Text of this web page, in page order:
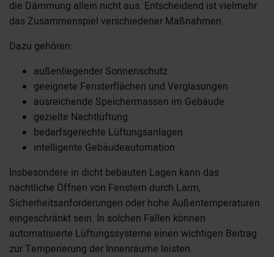
die Dämmung allein nicht aus. Entscheidend ist vielmehr
das Zusammenspiel verschiedener Maßnahmen.
Dazu gehören:
außenliegender Sonnenschutz
geeignete Fensterflächen und Verglasungen
ausreichende Speichermassen im Gebäude
gezielte Nachtlüftung
bedarfsgerechte Lüftungsanlagen
intelligente Gebäudeautomation
Insbesondere in dicht bebauten Lagen kann das
nächtliche Öffnen von Fenstern durch Lärm,
Sicherheitsanforderungen oder hohe Außentemperaturen
eingeschränkt sein. In solchen Fällen können
automatisierte Lüftungssysteme einen wichtigen Beitrag
zur Temperierung der Innenräume leisten.